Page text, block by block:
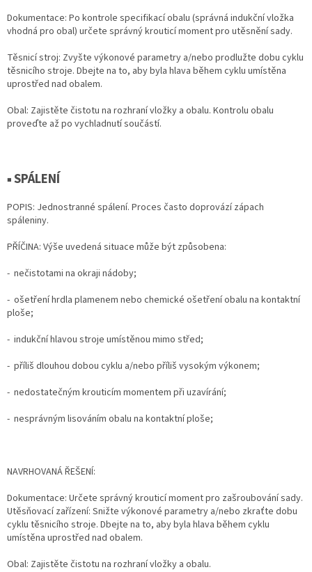
Dokumentace: Po kontrole specifikací obalu (správná indukční vložka
vhodná pro obal) určete správný krouticí moment pro utěsnění sady.
Těsnicí stroj: Zvyšte výkonové parametry a/nebo prodlužte dobu cyklu
těsnicího stroje. Dbejte na to, aby byla hlava během cyklu umístěna
uprostřed nad obalem.
Obal: Zajistěte čistotu na rozhraní vložky a obalu. Kontrolu obalu
proveďte až po vychladnutí součástí.
▪ SPÁLENÍ
POPIS: Jednostranné spálení. Proces často doprovází zápach
spáleniny.
PŘÍČINA: Výše uvedená situace může být způsobena:
- nečistotami na okraji nádoby;
- ošetření hrdla plamenem nebo chemické ošetření obalu na kontaktní
ploše;
- indukční hlavou stroje umístěnou mimo střed;
- příliš dlouhou dobou cyklu a/nebo příliš vysokým výkonem;
- nedostatečným krouticím momentem při uzavírání;
- nesprávným lisováním obalu na kontaktní ploše;
NAVRHOVANÁ ŘEŠENÍ:
Dokumentace: Určete správný krouticí moment pro zašroubování sady.
Utěsňovací zařízení: Snižte výkonové parametry a/nebo zkraťte dobu
cyklu těsnicího stroje. Dbejte na to, aby byla hlava během cyklu
umístěna uprostřed nad obalem.
Obal: Zajistěte čistotu na rozhraní vložky a obalu.